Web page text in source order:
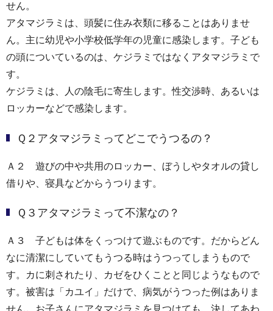
せん。
アタマジラミは、頭髪に住み衣類に移ることはありませ
ん。主に幼児や小学校低学年の児童に感染します。子ども
の頭についているのは、ケジラミではなくアタマジラミで
す。
ケジラミは、人の陰毛に寄生します。性交渉時、あるいは
ロッカーなどで感染します。
Ｑ２アタマジラミってどこでうつるの？
Ａ２ 遊びの中や共用のロッカー、ぼうしやタオルの貸し
借りや、寝具などからうつります。
Ｑ３アタマジラミって不潔なの？
Ａ３ 子どもは体をくっつけて遊ぶものです。だからどん
なに清潔にしていてもうつる時はうつってしまうもので
す。カに刺されたり、カゼをひくことと同じようなもので
す。被害は「カユイ」だけで、病気がうつった例はありま